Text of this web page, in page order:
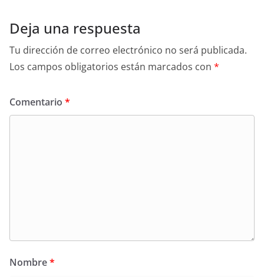
Deja una respuesta
Tu dirección de correo electrónico no será publicada.
Los campos obligatorios están marcados con *
Comentario *
Nombre*